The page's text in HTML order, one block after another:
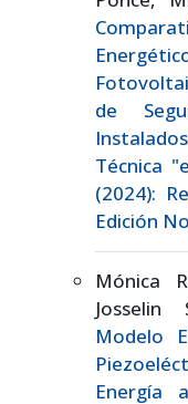
de
Técnica
(2024):
Edición
Mónica
Josselin
Modelo
Energía